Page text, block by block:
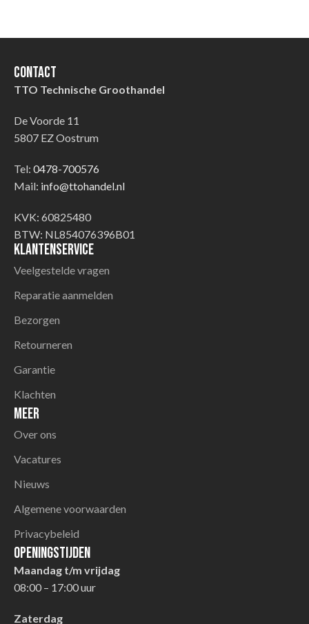
Contact
TTO Technische Groothandel
De Voorde 11
5807 EZ Oostrum
Tel: 0478-700576
Mail: info@ttohandel.nl
KVK: 60825480
BTW: NL854076396B01
Klantenservice
Veelgestelde vragen
Reparatie aanmelden
Bezorgen
Retourneren
Garantie
Klachten
Meer
Over ons
Vacatures
Nieuws
Algemene voorwaarden
Privacybeleid
Openingstijden
Maandag t/m vrijdag
08:00 – 17:00 uur
Zaterdag